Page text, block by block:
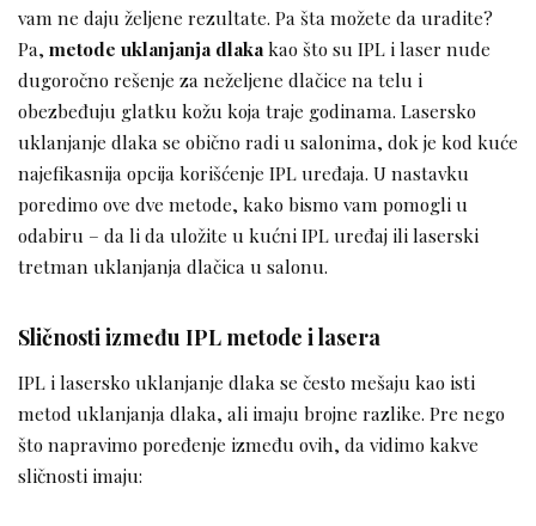
vam ne daju željene rezultate. Pa šta možete da uradite?
Pa, metode uklanjanja dlakakao što su IPL i laser nude
dugoročno rešenje za neželjene dlačice na telu i
obezbeđuju glatku kožu koja traje godinama. Lasersko
uklanjanje dlaka se obično radi u salonima, dok je kod kuće
najefikasnija opcija korišćenje IPL uređaja. U nastavku
poredimo ove dve metode, kako bismo vam pomogli u
odabiru – da li da uložite u kućni IPL uređaj ili laserski
tretman uklanjanja dlačica u salonu.
Sličnosti između IPL metode i lasera
IPL i lasersko uklanjanje dlaka se često mešaju kao isti
metod uklanjanja dlaka, ali imaju brojne razlike. Pre nego
što napravimo poređenje između ovih, da vidimo kakve
sličnosti imaju: